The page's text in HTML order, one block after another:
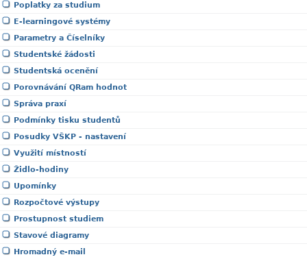
Poplatky za studium
E-learningové systémy
Parametry a Číselníky
Studentské žádosti
Studentská ocenění
Porovnávání QRam hodnot
Správa praxí
Podmínky tisku studentů
Posudky VŠKP - nastavení
Využití místností
Židlo-hodiny
Upomínky
Rozpočtové výstupy
Prostupnost studiem
Stavové diagramy
Hromadný e-mail